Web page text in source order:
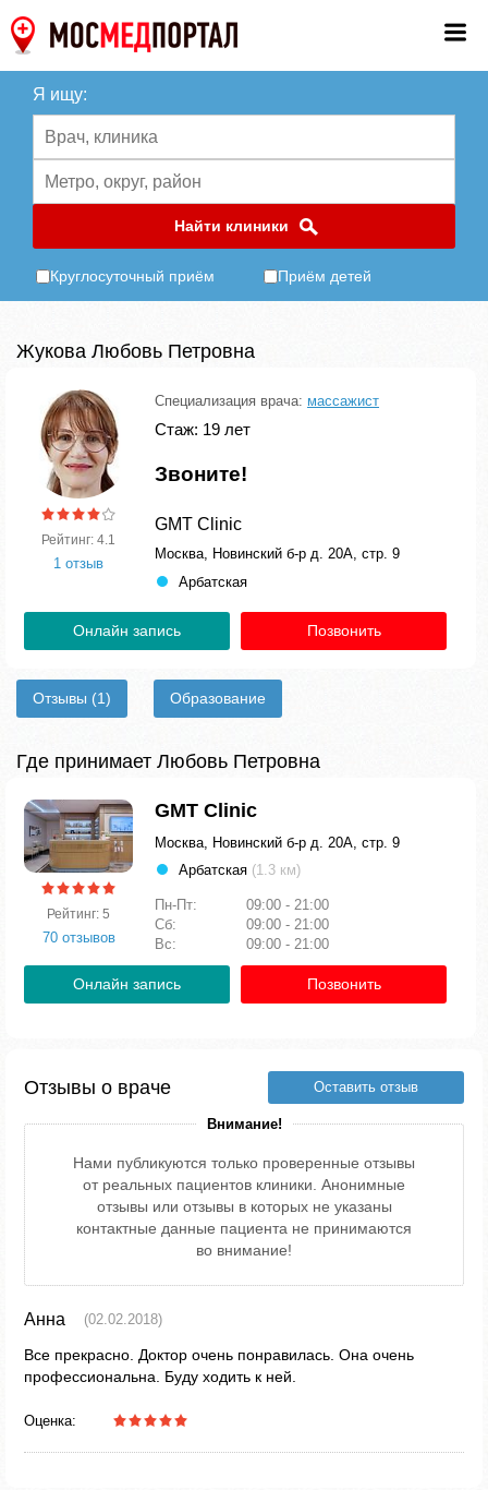
Я ищу:
Найти клиники
Круглосуточный приём Приём детей
Жукова Любовь Петровна
Рейтинг: 4.1
1 отзыв
Специализация врача: массажист
Стаж: 19 лет
Звоните!
GMT Clinic
Москва, Новинский б-р д. 20А, стр. 9
Арбатская
Онлайн запись Позвонить
Отзывы (1) Образование
Где принимает Любовь Петровна
Рейтинг: 5
70 отзывов
GMT Clinic
Москва, Новинский б-р д. 20А, стр. 9
Арбатская (1.3 км)
Пн-Пт:
09:00 - 21:00
Сб:
09:00 - 21:00
Вс:
09:00 - 21:00
Онлайн запись Позвонить
Отзывы о враче Оставить отзыв
Внимание!
Нами публикуются только проверенные отзывы
от реальных пациентов клиники. Анонимные
отзывы или отзывы в которых не указаны
контактные данные пациента не принимаются
во внимание!
Анна (02.02.2018)
Все прекрасно. Доктор очень понравилась. Она очень
профессиональна. Буду ходить к ней.
Оценка: